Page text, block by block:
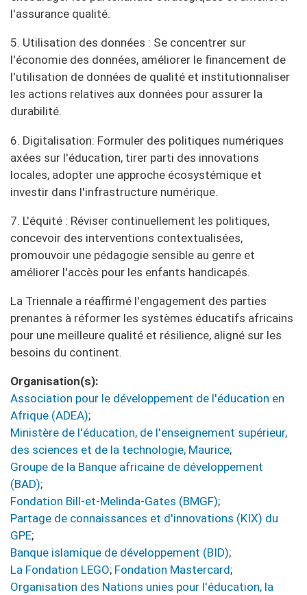
l'assurance qualité.
5. Utilisation des données : Se concentrer sur
l'économie des données, améliorer le financement de
l'utilisation de données de qualité et institutionnaliser
les actions relatives aux données pour assurer la
durabilité.
6. Digitalisation: Formuler des politiques numériques
axées sur l'éducation, tirer parti des innovations
locales, adopter une approche écosystémique et
investir dans l'infrastructure numérique.
7. L'équité : Réviser continuellement les politiques,
concevoir des interventions contextualisées,
promouvoir une pédagogie sensible au genre et
améliorer l'accès pour les enfants handicapés.
La Triennale a réaffirmé l'engagement des parties
prenantes à réformer les systèmes éducatifs africains
pour une meilleure qualité et résilience, aligné sur les
besoins du continent.
Organisation(s)
Association pour le développement de l'éducation en
Afrique (ADEA);
Ministère de l'éducation, de l'enseignement supérieur,
des sciences et de la technologie, Maurice;
Groupe de la Banque africaine de développement
(BAD);
Fondation Bill-et-Melinda-Gates (BMGF);
Partage de connaissances et d'innovations (KIX) du
GPE;
Banque islamique de développement (BID);
La Fondation LEGO; Fondation Mastercard;
Organisation des Nations unies pour l'éducation, la